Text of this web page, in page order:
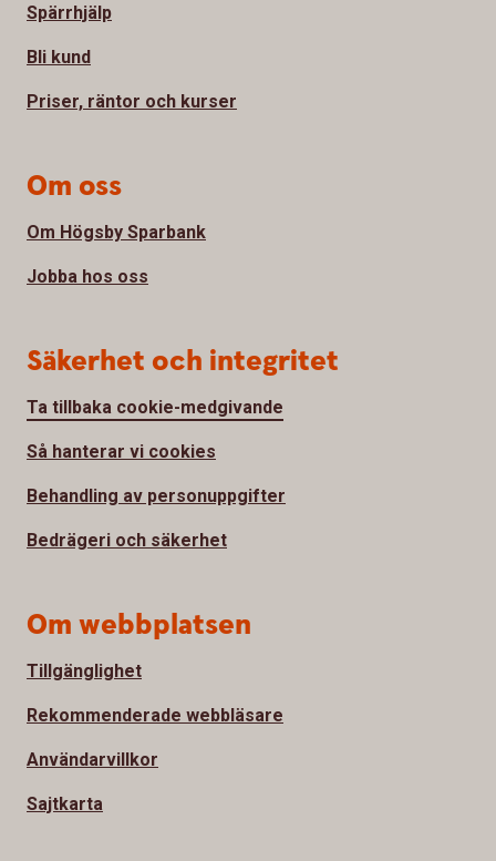
Spärrhjälp
Bli kund
Priser, räntor och kurser
Om oss
Om Högsby Sparbank
Jobba hos oss
Säkerhet och integritet
Ta tillbaka cookie-medgivande
Så hanterar vi cookies
Behandling av personuppgifter
Bedrägeri och säkerhet
Om webbplatsen
Tillgänglighet
Rekommenderade webbläsare
Användarvillkor
Sajtkarta